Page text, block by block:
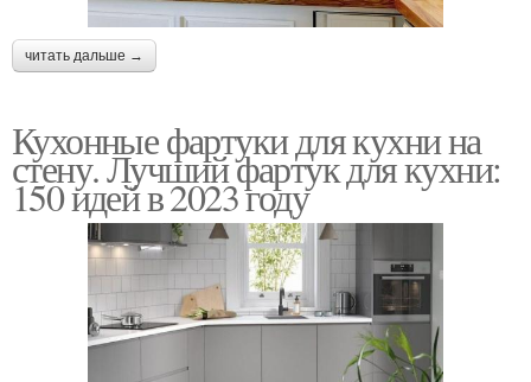
читать дальше →
Кухонные фартуки для кухни на
стену. Лучший фартук для кухни:
150 идей в 2023 году